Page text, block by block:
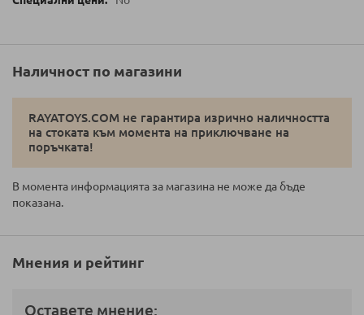
Наличност по магазини
RAYATOYS.COM не гарантира изрично наличността
на стоката към момента на приключване на
поръчката!
В момента информацията за магазина не може да бъде
показана.
Мнения и рейтинг
Оставете мнение: